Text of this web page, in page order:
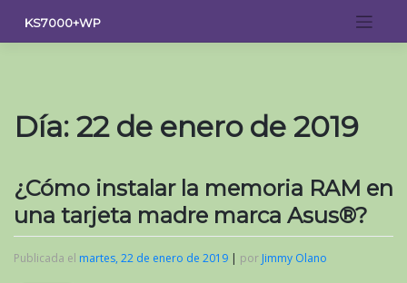
contenido
KS7000+WP
Día: 22 de enero de 2019
¿Cómo instalar la memoria RAM en
una tarjeta madre marca Asus®?
Publicada el martes, 22 de enero de 2019 | por Jimmy Olano